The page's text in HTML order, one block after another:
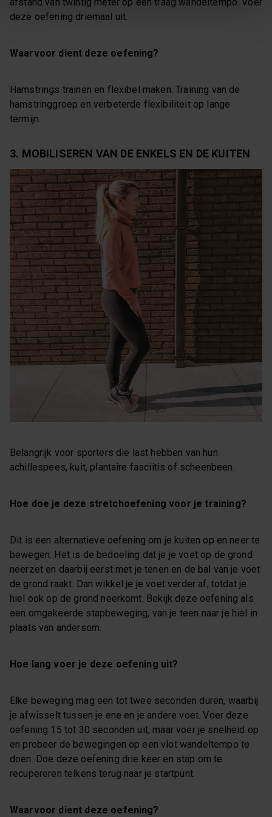
deze oefening driemaal uit.
Waarvoor dient deze oefening?
Hamstrings trainen en flexibel maken. Training van de
hamstringgroep en verbeterde flexibiliteit op lange
termijn.
3. MOBILISEREN VAN DE ENKELS EN DE KUITEN
Belangrijk voor sporters die last hebben van hun
achillespees, kuit, plantaire fasciitis of scheenbeen.
Hoe doe je deze stretchoefening voor je training?
Dit is een alternatieve oefening om je kuiten op en neer te
bewegen. Het is de bedoeling dat je je voet op de grond
neerzet en daarbij eerst met je tenen en de bal van je voet
de grond raakt. Dan wikkel je je voet verder af, totdat je
hiel ook op de grond neerkomt. Bekijk deze oefening als
een omgekeerde stapbeweging, van je teen naar je hiel in
plaats van andersom.
Hoe lang voer je deze oefening uit?
Elke beweging mag een tot twee seconden duren, waarbij
je afwisselt tussen je ene en je andere voet. Voer deze
oefening 15 tot 30 seconden uit, maar voer je snelheid op
en probeer de bewegingen op een vlot wandeltempo te
doen. Doe deze oefening drie keer en stap om te
recupereren telkens terug naar je startpunt.
Waarvoor dient deze oefening?